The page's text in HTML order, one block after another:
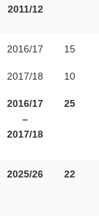
2011/12
2016/17
2017/18
2016/17
–
2017/18
15
10
25
2025/26 22